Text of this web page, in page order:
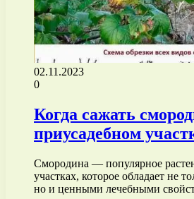
02.11.2023
0
Когда сажать
приусадебном
Смородина — популярное
участках, которое обладает не
но и ценными лечебными